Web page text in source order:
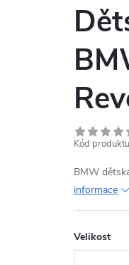
Kód
BMW
informace
Velikost